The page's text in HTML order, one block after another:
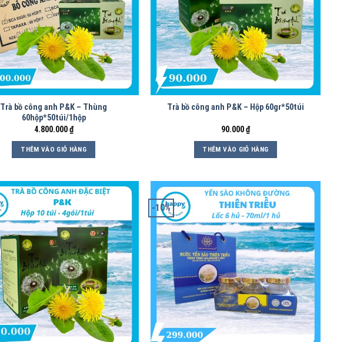
Trà bồ công anh P&K – Thùng
60hộp*50túi/1hộp
4.800.000₫
THÊM VÀO GIỎ HÀNG
Trà bồ công anh P&K – Hộp 60gr*50túi
90.000₫
THÊM VÀO GIỎ HÀNG
-10%